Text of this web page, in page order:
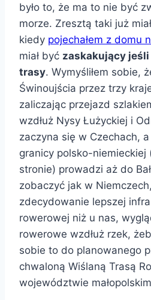
było to, że ma to nie być
morze. Zresztą taki już
kiedy pojechałem z domu
miał być zaskakujący
trasy. Wymyśliłem sobie,
Świnoujścia przez trzy
zaliczając przejazd
wzdłuż Nysy Łużyckiej i
zaczyna się w Czechach,
granicy polsko-niemieckiej
stronie) prowadzi aż do
zobaczyć jak w
zdecydowanie lepszej
rowerowej niż u nas,
rowerowe wzdłuż rzek,
sobie to do planowanego
chwaloną Wiślaną Trasą
województwie